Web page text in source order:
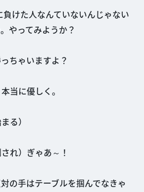
けた人なんていないんじゃない
やってみようか？
ちゃいますよ？
当に優しく。
る）
れ）ぎゃあ～！
の手はテーブルを掴んでなきゃ